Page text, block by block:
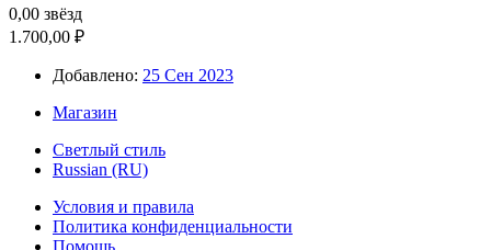
0,00 звёзд
1.700,00 ₽
Добавлено: 25 Сен 2023
Магазин
Светлый стиль
Russian (RU)
Условия и правила
Политика конфиденциальности
Помощь